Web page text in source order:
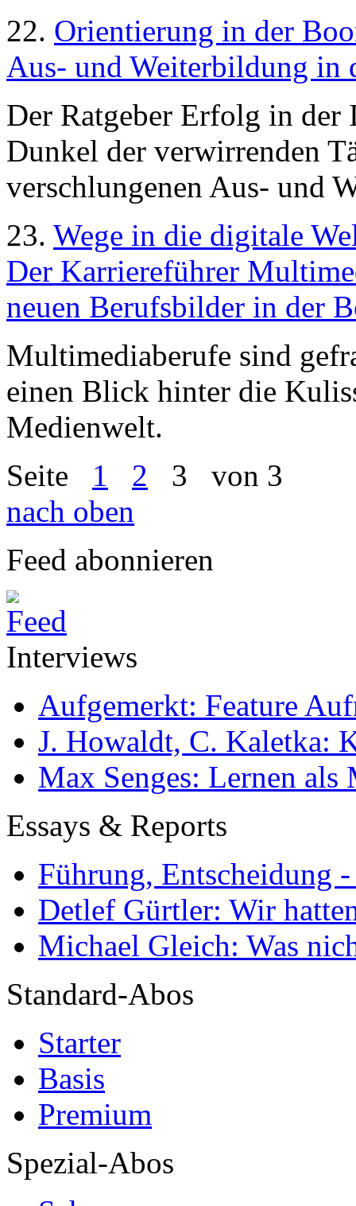
22. Orientierung in der
Aus- und Weiterbildung in
Der Ratgeber Erfolg in
Dunkel der verwirrenden
verschlungenen Aus- und
23. Wege in die digitale
Der Karriereführer
neuen Berufsbilder in der
Multimediaberufe sind
einen Blick hinter die
Medienwelt.
Seite 1 2 3 von 3
nach oben
Feed abonnieren
Interviews
Aufgemerkt: Feature
J. Howaldt, C. Kaletka:
Max Senges: Lernen als
Essays & Reports
Führung, Entscheidung
Detlef Gürtler: Wir
Michael Gleich: Was
Standard-Abos
Starter
Basis
Premium
Spezial-Abos